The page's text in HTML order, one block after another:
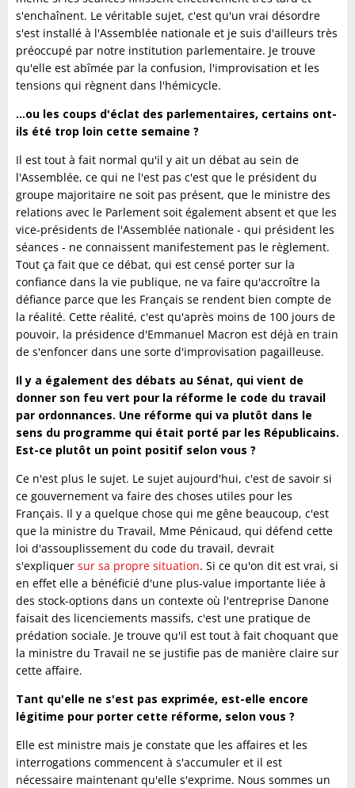
s'enchaînent. Le véritable sujet, c'est qu'un vrai désordre
s'est installé à l'Assemblée nationale et je suis d'ailleurs très
préoccupé par notre institution parlementaire. Je trouve
qu'elle est abîmée par la confusion, l'improvisation et les
tensions qui règnent dans l'hémicycle.
...ou les coups d'éclat des parlementaires, certains ont-
ils été trop loin cette semaine ?
Il est tout à fait normal qu'il y ait un débat au sein de
l'Assemblée, ce qui ne l'est pas c'est que le président du
groupe majoritaire ne soit pas présent, que le ministre des
relations avec le Parlement soit également absent et que les
vice-présidents de l'Assemblée nationale - qui président les
séances - ne connaissent manifestement pas le règlement.
Tout ça fait que ce débat, qui est censé porter sur la
confiance dans la vie publique, ne va faire qu'accroître la
défiance parce que les Français se rendent bien compte de
la réalité. Cette réalité, c'est qu'après moins de 100 jours de
pouvoir, la présidence d'Emmanuel Macron est déjà en train
de s'enfoncer dans une sorte d'improvisation pagailleuse.
Il y a également des débats au Sénat, qui vient de
donner son feu vert pour la réforme le code du travail
par ordonnances. Une réforme qui va plutôt dans le
sens du programme qui était porté par les Républicains.
Est-ce plutôt un point positif selon vous ?
Ce n'est plus le sujet. Le sujet aujourd'hui, c'est de savoir si
ce gouvernement va faire des choses utiles pour les
Français. Il y a quelque chose qui me gêne beaucoup, c'est
que la ministre du Travail, Mme Pénicaud, qui défend cette
loi d'assouplissement du code du travail, devrait
s'expliquer sur sa propre situation. Si ce qu'on dit est vrai, si
en effet elle a bénéficié d'une plus-value importante liée à
des stock-options dans un contexte où l'entreprise Danone
faisait des licenciements massifs, c'est une pratique de
prédation sociale. Je trouve qu'il est tout à fait choquant que
la ministre du Travail ne se justifie pas de manière claire sur
cette affaire.
Tant qu'elle ne s'est pas exprimée, est-elle encore
légitime pour porter cette réforme, selon vous ?
Elle est ministre mais je constate que les affaires et les
interrogations commencent à s'accumuler et il est
nécessaire maintenant qu'elle s'exprime. Nous sommes un